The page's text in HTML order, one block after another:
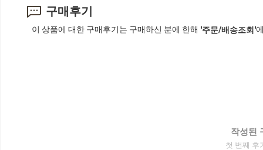
구매후기
이 상품에 대한 구매후기는 구매하신 분에 한해 '주문/배송조회'
작성된
첫 번째 후